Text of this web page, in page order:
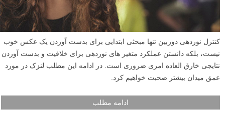
کنترل نوردهی دوربین تنها مبحثی ابتدایی برای بدست آوردن یک عکس خوب
نیست، بلکه دانستن عملکرد متغیر های نوردهی برای خلاقیت و بدست آوردن
نتایجی خارق العاده امری ضروری است. در ادامه این مطلب لنزک در مورد
عمق میدان بیشتر صحبت خواهیم کرد.
ادامه مطلب